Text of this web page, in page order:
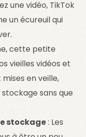
une vidéo, TikTok
un écureuil qui
cette petite
vieilles vidéos et
en veille,
sans que
stockage: Les